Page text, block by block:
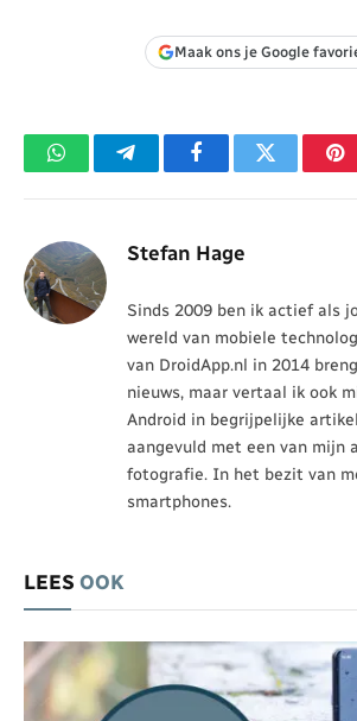
Maak ons je Google
WhatsAppTelegramFacebookTwitter
Stefan Hage
Sinds 2009 ben ik actief als
wereld van mobiele
van DroidApp.nl in 2014
nieuws, maar vertaal ik ook
Android in begrijpelijke
aangevuld met een van mijn
fotografie. In het bezit van
smartphones.
LEES OOK